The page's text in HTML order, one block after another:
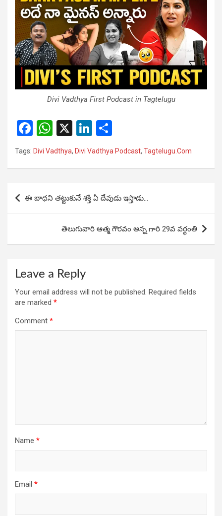
Divi Vadthya First Podcast in Tagtelugu
F
a
ce
o
W
h
at
A
X
Li
n
ke
n
h
ar
Tags: Divi Vadthya, Divi Vadthya Podcast, Tagtelugu.Com
navigation
ఈ బాధని తట్టుకునే శక్తి ఏ దేవుడు ఇస్తాడు…
తెలుగువారి ఆత్మ గౌరవం అన్న గారి 29వ వర్ధంతి
Leave a Reply
Your email address will not be published. Required fields
are marked *
Comment *
Name *
Email *